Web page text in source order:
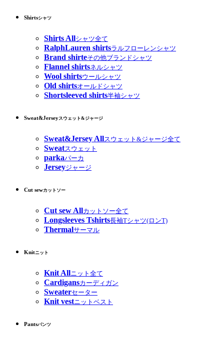
Shirtsシャツ
Shirts Allシャツ全て
RalphLauren shirtsラルフローレンシャツ
Brand shirteその他ブランドシャツ
Flannel shirtsネルシャツ
Wool shirtsウールシャツ
Old shirtsオールドシャツ
Shortsleeved shirts半袖シャツ
Sweat&Jerseyスウェット&ジャージ
Sweat&Jersey Allスウェット&ジャージ全て
Sweatスウェット
parkaパーカ
Jerseyジャージ
Cut sewカットソー
Cut sew Allカットソー全て
Longsleeves Tshirts長袖Tシャツ(ロンT)
Thermalサーマル
Knitニット
Knit Allニット全て
Cardigansカーディガン
Sweaterセーター
Knit vestニットベスト
Pantsパンツ